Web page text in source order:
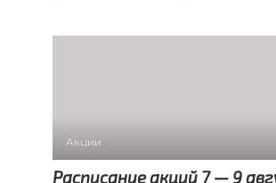
Акции
Расписание акций 7 — 9